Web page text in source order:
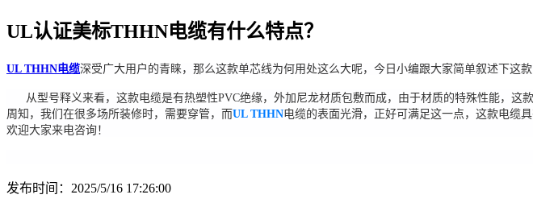
UL认证美标THHN电缆有什么特点？
UL THHN电缆深受广大用户的青睐，那么这款单芯线为何用处这么大呢，今日小编跟大家简单叙述下这款
从型号释义来看，这款电缆是有热塑性PVC绝缘，外加尼龙材质包敷而成，由于材质的特殊性能，这
周知，我们在很多场所装修时，需要穿管，而UL THHN电缆的表面光滑，正好可满足这一点，这款电缆
欢迎大家来电咨询！
发布时间：2025/5/16 17:26:00